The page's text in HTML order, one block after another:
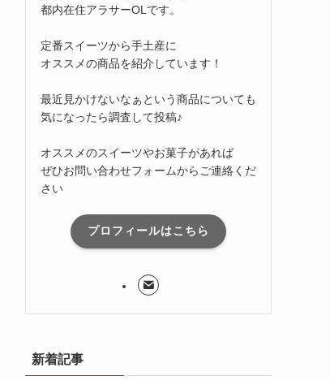
都内在住アラサーOLです。
定番スイーツから手土産に
オススメの商品を紹介しています！
最近見かけないなぁという商品についても
気になったら調査して投稿♪
オススメのスイーツやお菓子があれば
ぜひお問い合わせフォームからご連絡くだ
さい
プロフィールはこちら
新着記事